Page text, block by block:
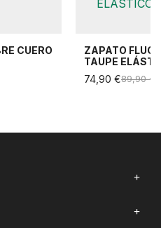
CUERO
ZAPATO
TAUPE
74,90 €89,90 €